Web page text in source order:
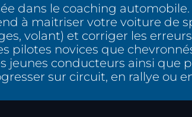
dans le coaching automobile.
à maitriser votre voiture de
volant) et corriger les
pilotes novices que
conducteurs ainsi que
sur circuit, en rallye ou